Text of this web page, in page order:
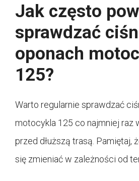
Jak często
sprawdzać
oponach
125?
Warto regularnie sprawdzać
motocykla 125 co najmniej raz
przed dłuższą trasą. Pamiętaj,
się zmieniać w zależności od